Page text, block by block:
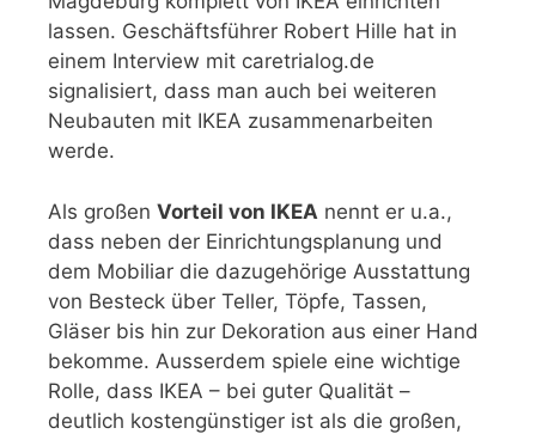
lassen. Geschäftsführer Robert Hille hat in
einem Interview mit caretrialog.de
signalisiert, dass man auch bei weiteren
Neubauten mit IKEA zusammenarbeiten
werde.
Als großen Vorteil von IKEA nennt er u.a.,
dass neben der Einrichtungsplanung und
dem Mobiliar die dazugehörige Ausstattung
von Besteck über Teller, Töpfe, Tassen,
Gläser bis hin zur Dekoration aus einer Hand
bekomme. Ausserdem spiele eine wichtige
Rolle, dass IKEA – bei guter Qualität –
deutlich kostengünstiger ist als die großen,